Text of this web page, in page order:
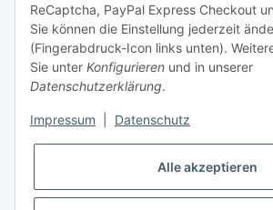
ReCaptcha, PayPal Express Checkout
Sie können die Einstellung jederzeit
(Fingerabdruck-Icon links unten).
Sie unter Konfigurieren und in unserer
Datenschutzerklärung.
Impressum Datenschutz
Alle akzeptieren